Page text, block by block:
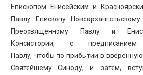
Епископом Енисейским и
Павлу Епископу
Преосвященному Павлу и
Консистории, с предписанием
Павлу, чтобы по прибытии в
Святейшему Синоду, и затем,